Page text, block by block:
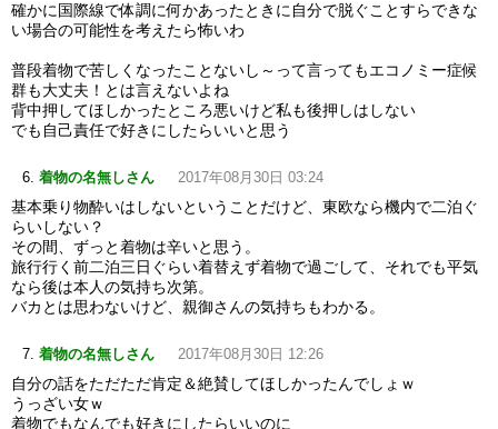
確かに国際線で体調に何かあったときに自分で脱ぐことすらできな
い場合の可能性を考えたら怖いわ
普段着物で苦しくなったことないし～って言ってもエコノミー症候
群も大丈夫！とは言えないよね
背中押してほしかったところ悪いけど私も後押しはしない
でも自己責任で好きにしたらいいと思う
着物の名無しさん 2017年08月30日 03:24
基本乗り物酔いはしないということだけど、東欧なら機内で二泊ぐ
らいしない？
その間、ずっと着物は辛いと思う。
旅行行く前二泊三日ぐらい着替えず着物で過ごして、それでも平気
なら後は本人の気持ち次第。
バカとは思わないけど、親御さんの気持ちもわかる。
着物の名無しさん 2017年08月30日 12:26
自分の話をただただ肯定＆絶賛してほしかったんでしょｗ
うっざい女ｗ
着物でもなんでも好きにしたらいいのに